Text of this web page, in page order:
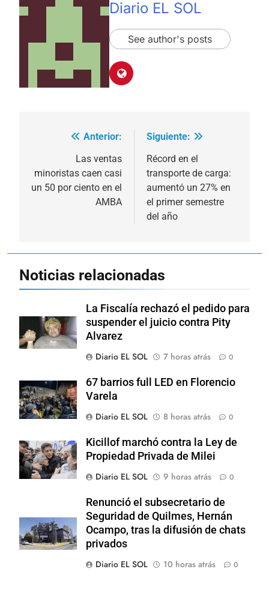
Diario EL SOL
See author's posts
Navegación
entradas
Anterior:
Las ventas
minoristas caen casi
un 50 por ciento en el
AMBA
Siguiente:
Récord en el
transporte de carga:
aumentó un 27% en
el primer semestre
del año
Noticias relacionadas
La Fiscalía rechazó el pedido para
suspender el juicio contra Pity
Alvarez
Diario EL SOL
7 horas atrás 0
67 barrios full LED en Florencio
Varela
Diario EL SOL
8 horas atrás 0
Kicillof marchó contra la Ley de
Propiedad Privada de Milei
Diario EL SOL
9 horas atrás 0
Renunció el subsecretario de
Seguridad de Quilmes, Hernán
Ocampo, tras la difusión de chats
privados
Diario EL SOL
10 horas atrás 0